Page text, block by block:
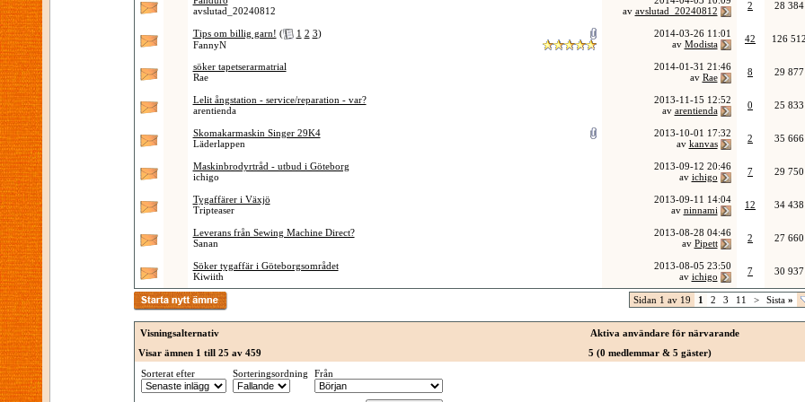
avslutad_20240812
av avslutad_20240812 2 28 384
Tips om billig garn! ( 1 2 3)
FannyN
2014-03-26 11:01
av Modista 42 126
söker tapetserarmatrial
Rae
2014-01-31 21:46
av Rae 8 29 877
Lelit ångstation - service/reparation - var?
arentienda
2013-11-15 12:52
av arentienda 0 25 833
Skomakarmaskin Singer 29K4
Läderlappen
2013-10-01 17:32
av kanvas 2 35 666
Maskinbrodyrtråd - utbud i Göteborg
ichigo
2013-09-12 20:46
av ichigo 7 29 750
Tygaffärer i Växjö
Tripteaser
2013-09-11 14:04
av ninnami 12 34 438
Leverans från Sewing Machine Direct?
Sanan
2013-08-28 04:46
av Pipett 2 27 660
Söker tygaffär i Göteborgsområdet
Kiwiith
2013-08-05 23:50
av ichigo 7 30 937
Sidan 1 av 19 1 2 3 11 > Sista »
Visningsalternativ
Aktiva användare för närvarande
Visar ämnen 1 till 25 av 459
5 (0 medlemmar & 5 gäster)
Sorterat efter
Sorteringsordning Från